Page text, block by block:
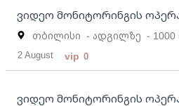
ვიდეო მონიტორინგის
თბილისი - ადგილზე -
2 August vip 0
ვიდეო მონიტორინგის